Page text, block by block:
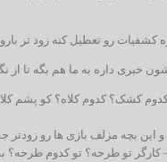
کشفیات رو تعطیل کنه زود تر
خبری داره به ما هم بگه تا از
کشک؟ کدوم کلاه؟ کو پشم
و این بچه مزلف بازی ها رو زودتر
تو طرحه؟ تو کدوم طرحه؟